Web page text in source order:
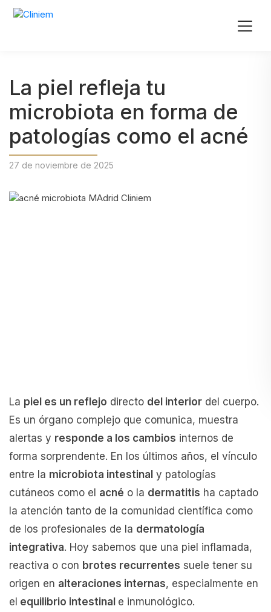
La piel refleja tu
microbiota en forma de
patologías como el acné
27 de noviembre de 2025
La piel es un reflejo directo del interior del cuerpo.
Es un órgano complejo que comunica, muestra
alertas y responde a los cambios internos de
forma sorprendente. En los últimos años, el vínculo
entre la microbiota intestinal y patologías
cutáneos como el acné o la dermatitis ha captado
la atención tanto de la comunidad científica como
de los profesionales de la dermatología
integrativa. Hoy sabemos que una piel inflamada,
reactiva o con brotes recurrentes suele tener su
origen en alteraciones internas, especialmente en
el equilibrio intestinal e inmunológico.